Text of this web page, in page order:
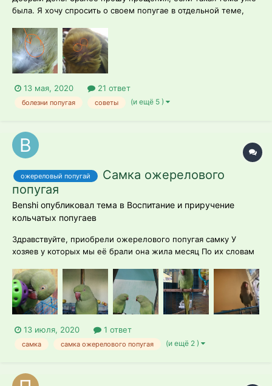
была. Я хочу спросить о своем попугае в отдельной теме,
напишите вид птицы - ожереловый попугай 3. её возраст и
пол - примерно 2,5 года, скорей всего, девочка, но точно не
з...
13 мая, 2020 21 ответ
болезни попугая советы (и ещё 5 )
ожереловый попугай
Самка ожерелового
попугая
Benshi опубликовал тема в Воспитание и приручение
кольчатых попугаев
Здравствуйте, приобрели ожерелового попугая самку У
хозяев у которых мы её брали она жила месяц По их словам
она не ужилась с другим их попугаем А до этого почему
отдавали, не спрашивали Так вот. Нам сразу ска...
13 июля, 2020 1 ответ
самка самка ожерелового попугая (и ещё 2 )